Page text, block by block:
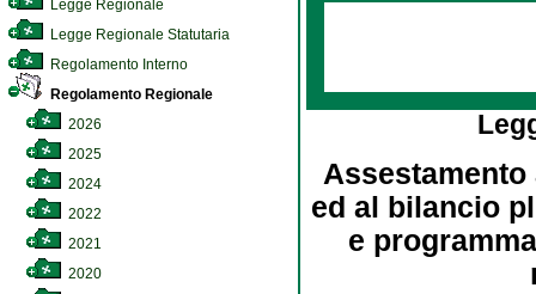
Legge Regionale
Legge Regionale Statutaria
Regolamento Interno
Regolamento Regionale
2026
2025
2024
2022
2021
2020
ed al bilancio
e